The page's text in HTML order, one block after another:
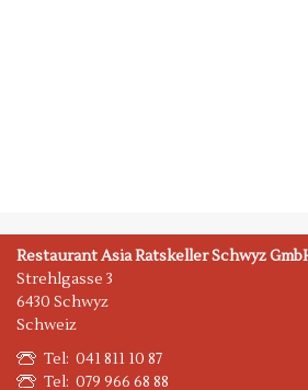
Restaurant Asia Ratskeller Schwyz
Strehlgasse 3
6430 Schwyz
Schweiz
Tel: 041 811 10 87
Tel: 079 966 68 88